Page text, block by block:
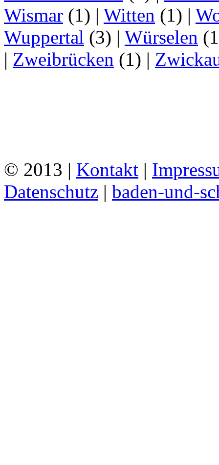
Wismar (1) | Witten (1) |
Wuppertal (3) | Würselen
| Zweibrücken (1) |
© 2013 | Kontakt |
Datenschutz | baden-und-